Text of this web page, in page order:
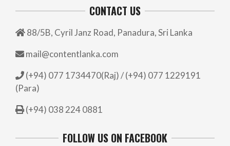
CONTACT US
88/5B, Cyril Janz Road, Panadura, Sri Lanka
mail@contentlanka.com
(+94) 077 1734470(Raj) / (+94) 077 1229191
(Para)
(+94) 038 224 0881
FOLLOW US ON FACEBOOK